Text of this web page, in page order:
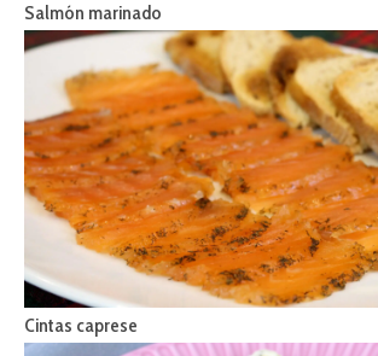
Salmón marinado
Cintas caprese